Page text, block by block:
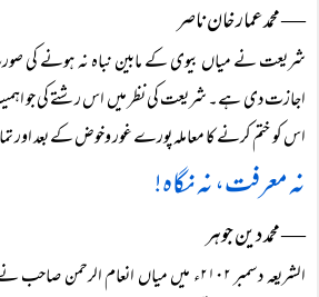
― محمد عمار خان ناصر
شریعت نے میاں بیوی کے مابین نباہ نہ ہونے کی
اجازت دی ہے۔ شریعت کی نظر میں اس رشتے کی جو
اس کو ختم کرنے کا معاملہ پورے غور وخوض کے بعد اور
نہ معرفت، نہ نگاہ!
― محمد دین جوہر
الشریعہ دسمبر ۲۱۰۲ء میں میاں انعام